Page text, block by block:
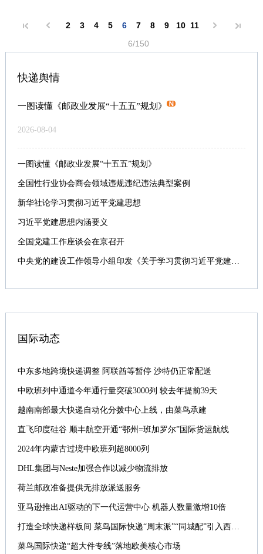
2 3 4 5 6 7 8 9 10 11
6/150
快递舆情
一图读懂《邮政业发展“十五五”规划》
2026-08-04
一图读懂《邮政业发展“十五五”规划》
全国性行业协会商会领域违规违纪违法典型案例
新华社论学习贯彻习近平党建思想
习近平党建思想内涵要义
全国党建工作座谈会在京召开
中央党的建设工作领导小组印发《关于学习贯彻习近平党建思想的通知》
国际动态
中东多地跨境快递调整 阿联酋等暂停 沙特仍正常配送
中欧班列中通道今年通行量突破3000列 较去年提前39天
越南南部最大快递自动化分拨中心上线，由菜鸟承建
直飞印度硅谷 顺丰航空开通“鄂州=班加罗尔”国际货运航线
2024年内蒙古过境中欧班列超8000列
DHL集团与Neste加强合作以减少物流排放
荷兰邮政准备提供无排放派送服务
亚马逊推出AI驱动的下一代运营中心 机器人数量激增10倍
打造全球快递样板间 菜鸟国际快递“周末派”“同城配”引入西班牙
菜鸟国际快递“超大件专线”落地欧美核心市场